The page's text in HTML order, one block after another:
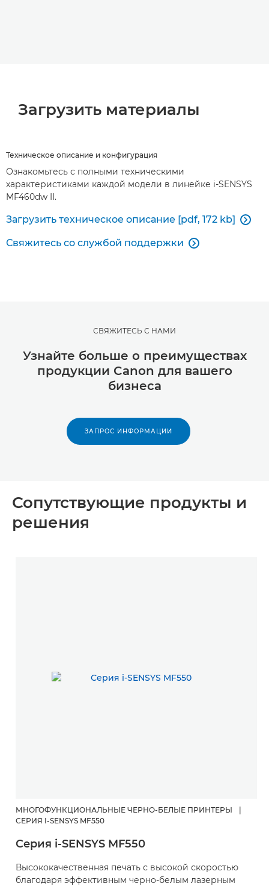
Загрузить материалы
Техническое описание и конфигурация
Ознакомьтесь с полными техническими
характеристиками каждой модели в линейке i-SENSYS
MF460dw II.
Загрузить техническое описание [pdf, 172 kb] 
Свяжитесь со службой поддержки 
СВЯЖИТЕСЬ С НАМИ
Узнайте больше о преимуществах
продукции Canon для вашего
бизнеса
ЗАПРОС ИНФОРМАЦИИ
Сопутствующие продукты и
решения
МНОГОФУНКЦИОНАЛЬНЫЕ ЧЕРНО-БЕЛЫЕ ПРИНТЕРЫ
СЕРИЯ I-SENSYS MF550
Серия i-SENSYS MF550
Высококачественная печать с высокой скоростью
благодаря эффективным черно-белым лазерным